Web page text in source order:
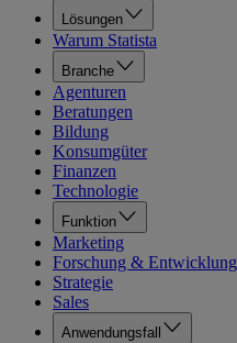
Lösungen
Warum Statista
Branche
Agenturen
Beratungen
Bildung
Konsumgüter
Finanzen
Technologie
Funktion
Marketing
Forschung & Entwicklung
Strategie
Sales
Anwendungsfall